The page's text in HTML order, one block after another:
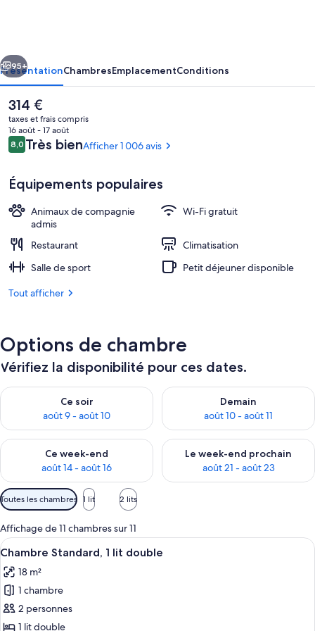
Chambre Supérieure, 2 lits doubles
Suivant
95+
PrésentationChambresEmplacementConditions
Le
prix
actuel
est
de
314 €
taxes et frais compris
16 août - 17 août
Avis
voyageurs
8,08,0 sur 10
Très bienAfficher 1 006 avis
Équipements populaires
Animaux de compagnie
admis
Wi-Fi gratuit
Restaurant
Climatisation
Salle de sport
Petit déjeuner disponible
Tout afficher
Options de chambre
Vérifiez la disponibilité pour ces dates.
Ce soir
août 9 - août 10
Vérifier la disponibilité pour ce soir août 9 - août 10
Demain
août 10 - août 11
Vérifier la disponibilité pour
Ce week-end
août 14 - août 16
Vérifier la disponibilité pour ce week-end août 14 - août 16
Le week-end prochain
août 21 - août 23
Vérifier la disponibilité pour
Filtres
disponibles
pour
les
chambres
Toutes les chambres 1 lit 2 lits
Affichage de 11 chambres sur 11
Afficher
toutes
les
photos
pour
ce
Une chambre d’hôtel avec un lit,
5
Chambre Standard, 1 lit double
18 m²
1 chambre
2 personnes
1 lit double